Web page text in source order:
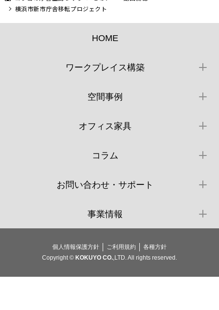
横浜市新市庁舎移転プロジェクト
HOME
ワークプレイス構築
空間事例
オフィス家具
コラム
お問い合わせ・サポート
事業情報
個人情報保護方針 ご利用規約
各種方針
Copyright © KOKUYO CO. ,LTD. All rights reserved.